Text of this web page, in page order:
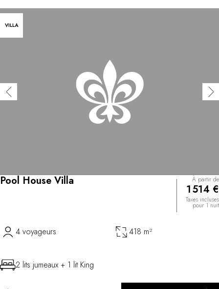
VILLA
Pool House Villa À partir de
1 514 €
Taxes incluses
pour 1 nuit
4 voyageurs 418 m²
2 lits jumeaux + 1 lit King